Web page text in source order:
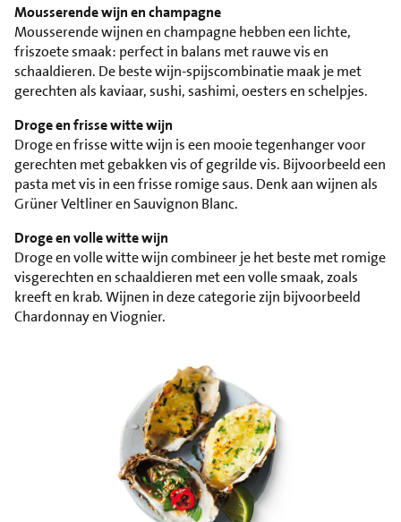
Mousserende wijn en champagne
Mousserende wijnen en champagne hebben een lichte,
friszoete smaak: perfect in balans met rauwe vis en
schaaldieren. De beste wijn-spijscombinatie maak je met
gerechten als kaviaar, sushi, sashimi, oesters en schelpjes.
Droge en frisse witte wijn
Droge en frisse witte wijn is een mooie tegenhanger voor
gerechten met gebakken vis of gegrilde vis. Bijvoorbeeld een
pasta met vis in een frisse romige saus. Denk aan wijnen als
Grüner Veltliner en Sauvignon Blanc.
Droge en volle witte wijn
Droge en volle witte wijn combineer je het beste met romige
visgerechten en schaaldieren met een volle smaak, zoals
kreeft en krab. Wijnen in deze categorie zijn bijvoorbeeld
Chardonnay en Viognier.